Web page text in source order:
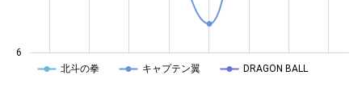
6
北斗の拳 キャプテン翼 DRAGON BALL